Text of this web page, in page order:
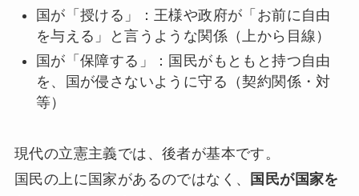
国が「授ける」：王様や政府が「お前に自由
を与える」と言うような関係（上から目線）
国が「保障する」：国民がもともと持つ自由
を、国が侵さないように守る（契約関係・対
等）
現代の立憲主義では、後者が基本です。
国民の上に国家があるのではなく、
国民が国家を